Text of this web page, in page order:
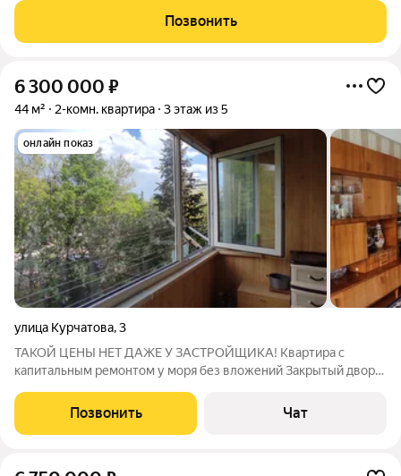
блочного дома в тихом районе города Севастополя. Жилая
площадь составляет 27.7 квадратных метров,
Позвонить
6 300 000 ₽
44 м² 2-комн. квартира 3 этаж из 5
онлайн показ
улица Курчатова,3
ТАКОЙ ЦЕНЫ НЕТ ДАЖЕ У ЗАСТРОЙЩИКА! Квартира с
капитальным ремонтом у моря без вложений Закрытый двор
делать ремонт? Тогда эта квартира может вам подойти. 44 м с
Позвонить Чат